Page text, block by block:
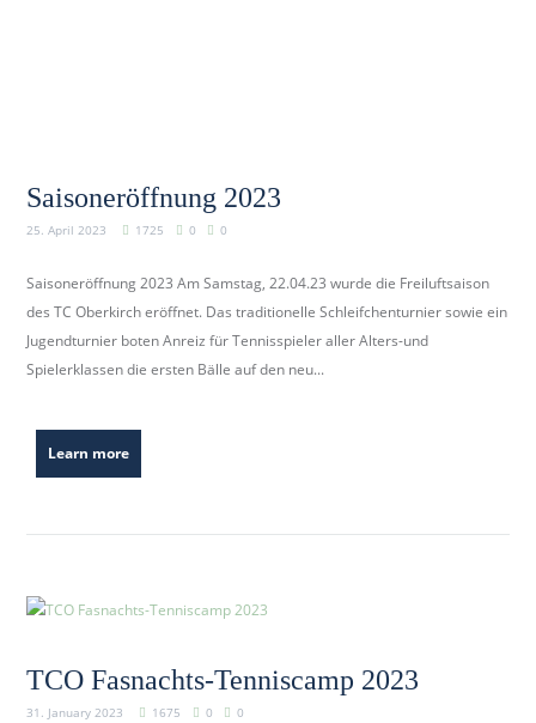
Saisoneröffnung 2023
25. April 2023 1725 0 0
Saisoneröffnung 2023 Am Samstag, 22.04.23 wurde die Freiluftsaison
des TC Oberkirch eröffnet. Das traditionelle Schleifchenturnier sowie ein
Jugendturnier boten Anreiz für Tennisspieler aller Alters-und
Spielerklassen die ersten Bälle auf den neu...
Learn more
TCO Fasnachts-Tenniscamp 2023
31. January 2023 1675 0 0